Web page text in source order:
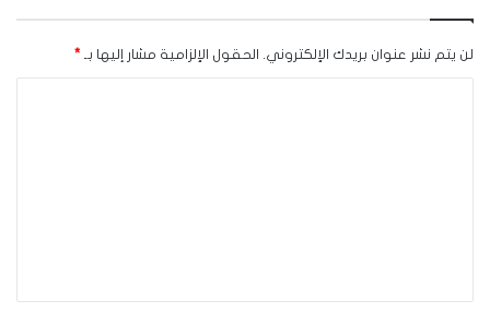
لن يتم نشر عنوان بريدك الإلكتروني. الحقول الإلزامية مشار إليها بـ *